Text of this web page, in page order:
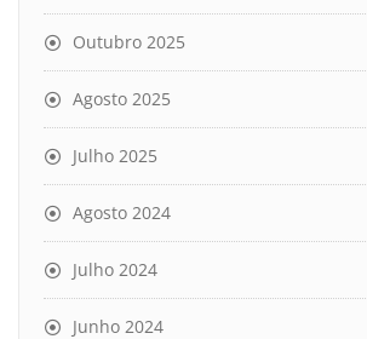
Outubro 2025
Agosto 2025
Julho 2025
Agosto 2024
Julho 2024
Junho 2024